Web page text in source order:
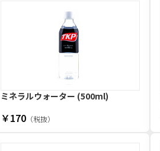
ミネラルウォーター (500ml)
￥170 （税抜）